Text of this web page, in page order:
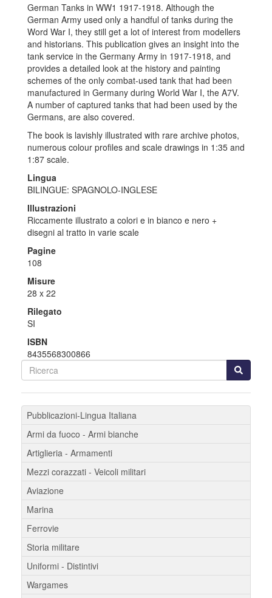
German Tanks in WW1 1917-1918. Although the
German Army used only a handful of tanks during the
Word War I, they still get a lot of interest from modellers
and historians. This publication gives an insight into the
tank service in the Germany Army in 1917-1918, and
provides a detailed look at the history and painting
schemes of the only combat-used tank that had been
manufactured in Germany during World War I, the A7V.
A number of captured tanks that had been used by the
Germans, are also covered.
The book is lavishly illustrated with rare archive photos,
numerous colour profiles and scale drawings in 1:35 and
1:87 scale.
Lingua
BILINGUE: SPAGNOLO-INGLESE
Illustrazioni
Riccamente illustrato a colori e in bianco e nero +
disegni al tratto in varie scale
Pagine
108
Misure
28 x 22
Rilegato
SI
ISBN
8435568300866
Pubblicazioni-Lingua Italiana
Armi da fuoco - Armi bianche
Artiglieria - Armamenti
Mezzi corazzati - Veicoli militari
Aviazione
Marina
Ferrovie
Storia militare
Uniformi - Distintivi
Wargames